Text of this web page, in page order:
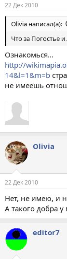
22 Дек 2010
Olivia написал(а):
Что за Погостье
Ознакомься...
http://
14&l=1&m=b
не имеешь
Olivia
22 Дек 2010
Нет, не имею, и
А такого добра у
editor7